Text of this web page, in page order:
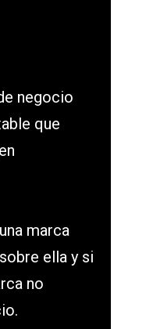
negocio
que
marca
ella y si
no